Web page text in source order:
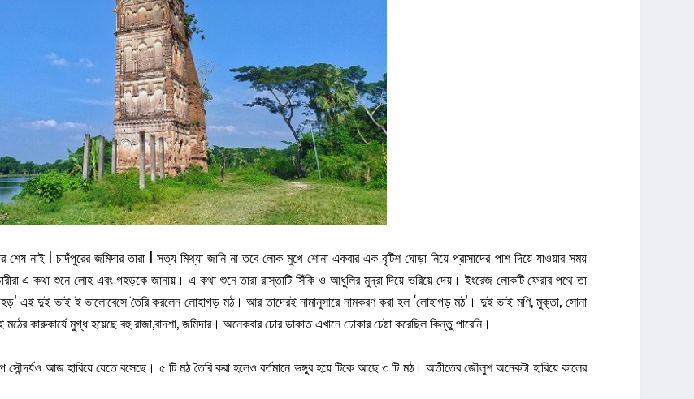
নাই l চাদঁপুরের জমিদার তারা l সত্য মিথ্যা জানি না তবে লোক মুখে শোনা একবার এক বৃটিশ ঘোড়া নিয়ে প্রাসাদের পাশ দিয়ে যাওয়ার সময়
এ কথা শুনে লোহ এবং গহড়কে জানায়। এ কথা শুনে তারা রাস্তাটি সিঁকি ও আধুলির মুদ্রা দিয়ে ভরিয়ে দেয়। ইংরেজ লোকটি ফেরার পথে তা
এই দুই ভাই ই ভালোবেসে তৈরি করলেন লোহাগড় মঠ। আর তাদেরই নামানুসারে নামকরণ করা হল ‘লোহাগড় মঠ’। দুই ভাই মণি, মুক্তা, সোনা
কারুকার্যে মুগ্ধ হয়েছে বহু রাজা,বাদশা, জমিদার। অনেকবার চোর ডাকাত এখানে ঢোকার চেষ্টা করেছিল কিন্তু পারেনি।
সৌন্দর্যও আজ হারিয়ে যেতে বসেছে। ৫ টি মঠ তৈরি করা হলেও বর্তমানে ভঙ্গুর হয়ে টিকে আছে ৩ টি মঠ। অতীতের জৌলুশ অনেকটা হারিয়ে কালের